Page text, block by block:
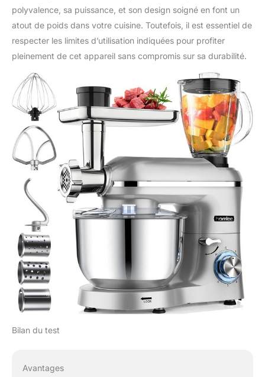
polyvalence, sa puissance, et son design soigné en font un
atout de poids dans votre cuisine. Toutefois, il est essentiel de
respecter les limites d’utilisation indiquées pour profiter
pleinement de cet appareil sans compromis sur sa durabilité.
Bilan du test
Avantages